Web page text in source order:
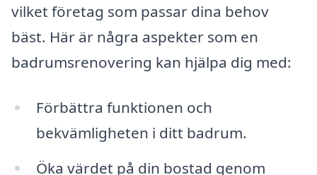
vilket företag som passar dina behov
bäst. Här är några aspekter som en
badrumsrenovering kan hjälpa dig med:
Förbättra funktionen och
bekvämligheten i ditt badrum.
Öka värdet på din bostad genom